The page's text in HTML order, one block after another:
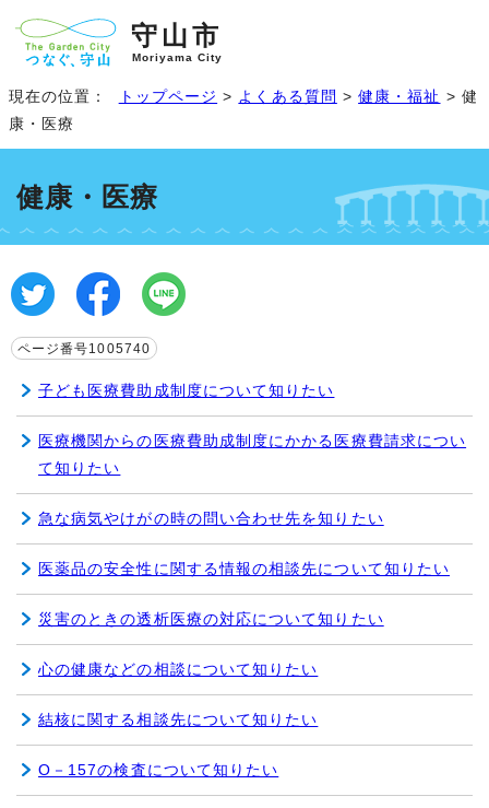
守山市
Moriyama City
現在の位置： トップページ > よくある質問 >健康・福祉 > 健
康・医療
健康・医療
ページ番号1005740
子ども医療費助成制度について知りたい
医療機関からの医療費助成制度にかかる医療費請求につい
て知りたい
急な病気やけがの時の問い合わせ先を知りたい
医薬品の安全性に関する情報の相談先について知りたい
災害のときの透析医療の対応について知りたい
心の健康などの相談について知りたい
結核に関する相談先について知りたい
O－157の検査について知りたい